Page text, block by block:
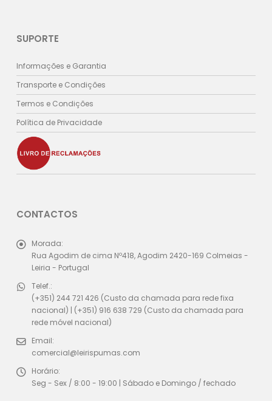
SUPORTE
Informações e Garantia
Transporte e Condições
Termos e Condições
Política de Privacidade
CONTACTOS
Morada:
Rua Agodim de cima Nº418, Agodim 2420-169 Colmeias -
Leiria - Portugal
Telef.:
(+351) 244 721 426 (Custo da chamada para rede fixa
nacional) | (+351) 916 638 729 (Custo da chamada para
rede móvel nacional)
Email:
comercial@leirispumas.com
Horário:
Seg - Sex / 8:00 - 19:00 | Sábado e Domingo / fechado